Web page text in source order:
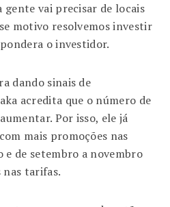
gente vai precisar de locais
motivo resolvemos investir
o investidor.
dando sinais de
acredita que o número de
Por isso, ele já
mais promoções nas
e de setembro a novembro
nas tarifas.